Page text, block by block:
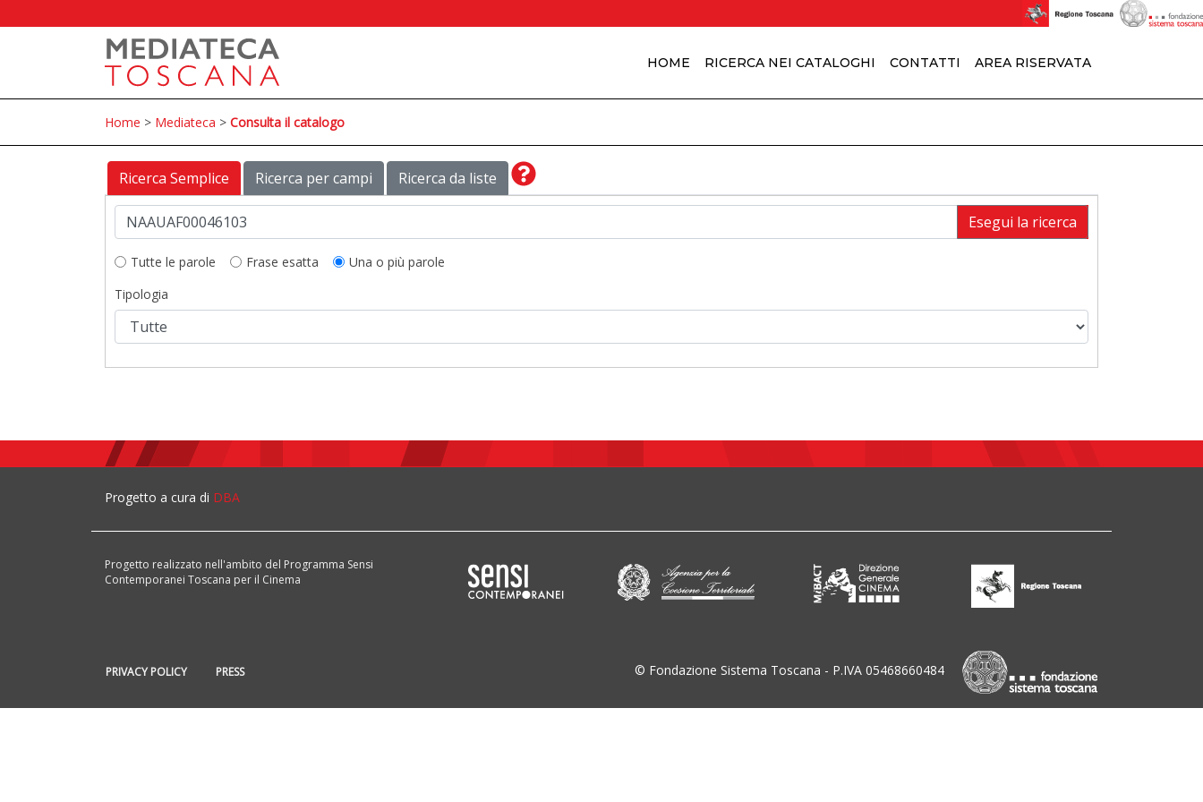
HOME RICERCA NEI CATALOGHI CONTATTI AREA RISERVATA
Home > Mediateca > Consulta il catalogo
Ricerca Semplice Ricerca per campi Ricerca da liste
Esegui la ricerca
Tutte le parole Frase esatta
Una o più parole
Tipologia
Progetto a cura di DBA
Progetto realizzato nell'ambito del Programma Sensi
Contemporanei Toscana per il Cinema
PRIVACY POLICY PRESS © Fondazione Sistema Toscana - P.IVA 05468660484